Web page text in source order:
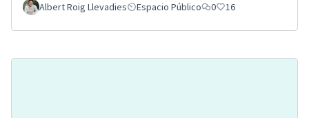
Albert Roig Llevadies Espacio Público 0 16